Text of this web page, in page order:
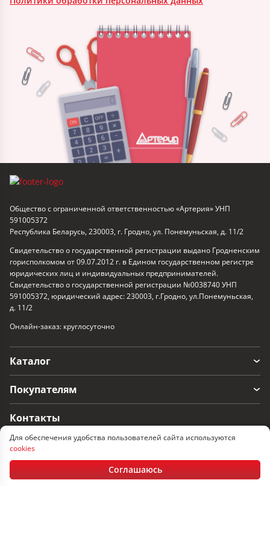
Для обеспечения удобства пользователей сайта используются
cookies
Соглашаюсь
Общество с ограниченной ответственностью «Артерия» УНП
591005372
Республика Беларусь, 230003, г. Гродно, ул. Понемуньская, д. 11/2
Свидетельство о государственной регистрации выдано Гродненским
горисполкомом от 09.07.2012 г. в Едином государственном регистре
юридических лиц и индивидуальных предпринимателей.
Свидетельство о государственной регистрации №0038740 УНП
591005372, юридический адрес: 230003, г.Гродно, ул.Понемуньская,
д. 11/2
Онлайн-заказ: круглосуточно
Каталог
Покупателям
Контакты
г. Гродно, ул. Понемуньская 11/2
Пн-Пт: 08:30 - 17.30, Сб-Вс: выходные
+375 152 60-33-17